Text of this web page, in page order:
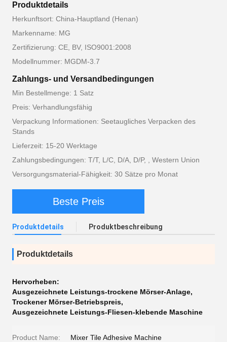
Produktdetails
Herkunftsort: China-Hauptland (Henan)
Markenname: MG
Zertifizierung: CE, BV, ISO9001:2008
Modellnummer: MGDM-3.7
Zahlungs- und Versandbedingungen
Min Bestellmenge: 1 Satz
Preis: Verhandlungsfähig
Verpackung Informationen: Seetaugliches Verpacken des
Stands
Lieferzeit: 15-20 Werktage
Zahlungsbedingungen: T/T, L/C, D/A, D/P, , Western Union
Versorgungsmaterial-Fähigkeit: 30 Sätze pro Monat
Beste Preis
Produktdetails Produktbeschreibung
Produktdetails
Hervorheben:
Ausgezeichnete Leistungs-trockene Mörser-Anlage,
Trockener Mörser-Betriebspreis,
Ausgezeichnete Leistungs-Fliesen-klebende Maschine
Product Name: Mixer Tile Adhesive Machine